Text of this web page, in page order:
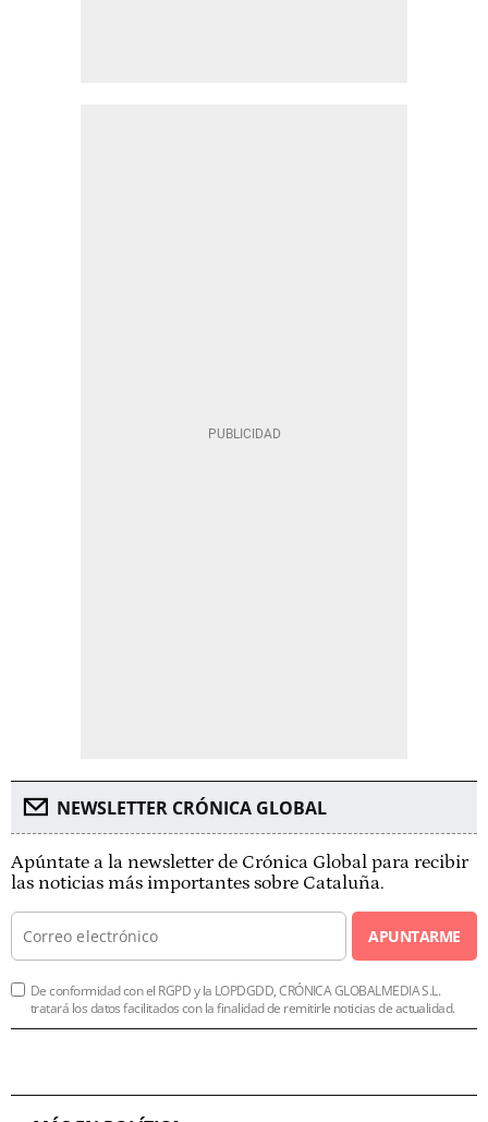
NEWSLETTER CRÓNICA GLOBAL
Apúntate a la newsletter de Crónica Global para recibir
las noticias más importantes sobre Cataluña.
APUNTARME
De conformidad con el RGPD y la LOPDGDD, CRÓNICA GLOBALMEDIA S.L.
tratará los datos facilitados con la finalidad de remitirle noticias de actualidad.